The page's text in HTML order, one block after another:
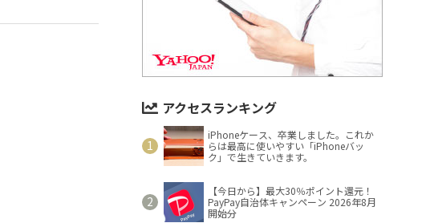
アクセスランキング
iPhoneケース、卒業しました。これか
らは最高に使いやすい「iPhoneバッ
ク」で生きていきます。
【今日から】最大30％ポイント還元！
PayPay自治体キャンペーン 2026年8月
開始分